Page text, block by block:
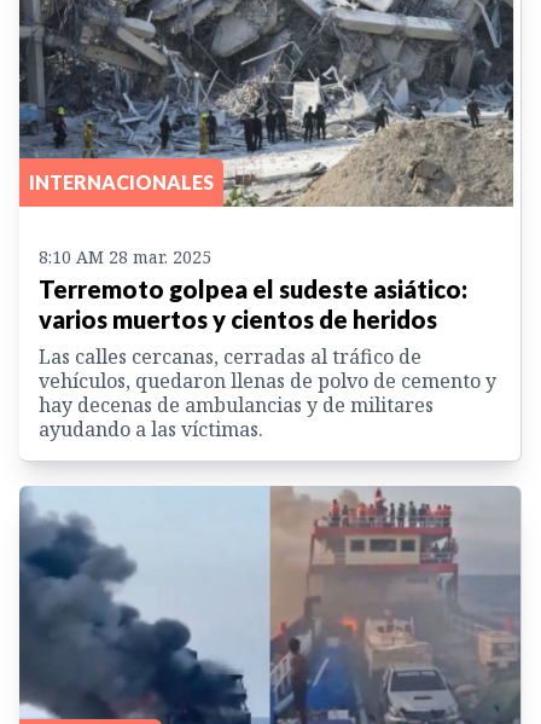
INTERNACIONALES
8:10 AM 28 mar. 2025
Terremoto golpea el sudeste asiático:
varios muertos y cientos de heridos
Las calles cercanas, cerradas al tráfico de
vehículos, quedaron llenas de polvo de cemento y
hay decenas de ambulancias y de militares
ayudando a las víctimas.